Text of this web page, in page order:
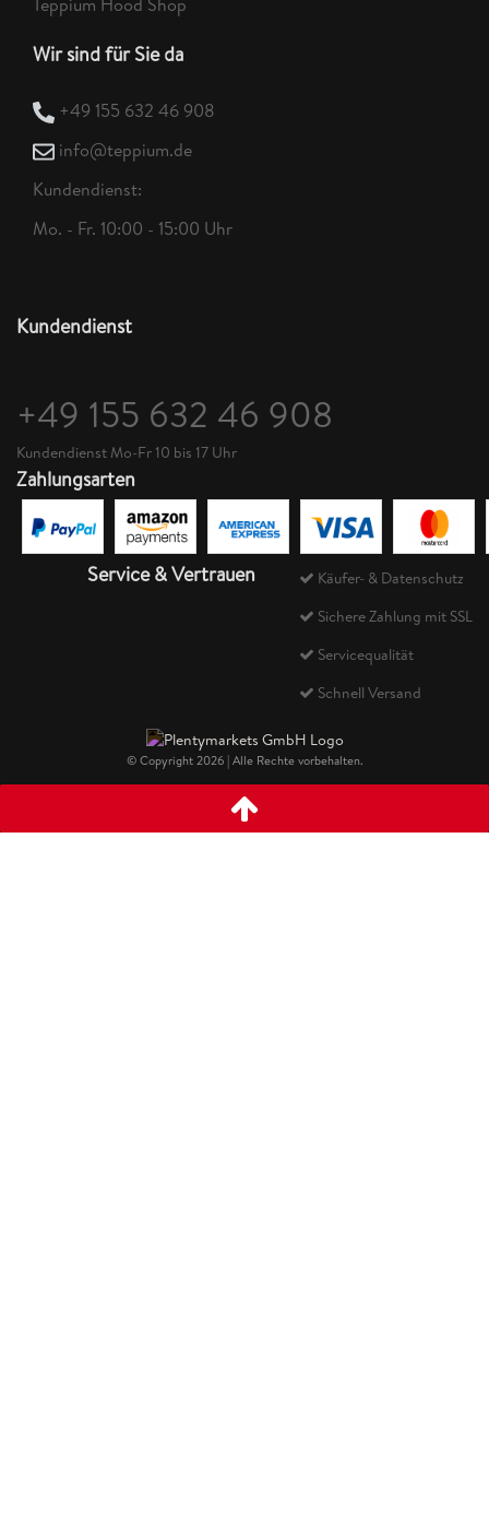
Wir sind für Sie da
+49 155 632 46 908
info@teppium.de
Kundendienst:
Mo. - Fr. 10:00 - 15:00 Uhr
Kundendienst
+49 155 632 46 908
Kundendienst Mo-Fr 10 bis 17 Uhr
Zahlungsarten
Service & Vertrauen
Käufer- & Datenschutz
Sichere Zahlung mit SSL
Servicequalität
Schnell Versand
© Copyright 2026 | Alle Rechte vorbehalten.